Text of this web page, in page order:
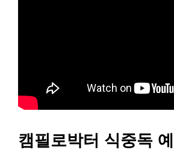
캠필로박터 식중독